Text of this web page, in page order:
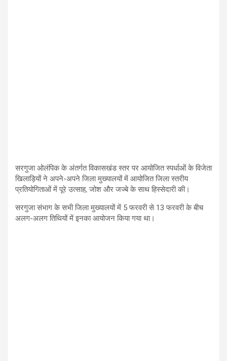
सरगुजा ओलंपिक के अंतर्गत विकासखंड स्तर पर आयोजित स्पर्धाओं के विजेता
खिलाड़ियों ने अपने-अपने जिला मुख्यालयों में आयोजित जिला स्तरीय
प्रतियोगिताओं में पूरे उत्साह, जोश और जज्बे के साथ हिस्सेदारी की।
सरगुजा संभाग के सभी जिला मुख्यालयों में 5 फरवरी से 13 फरवरी के बीच
अलग-अलग तिथियों में इनका आयोजन किया गया था।